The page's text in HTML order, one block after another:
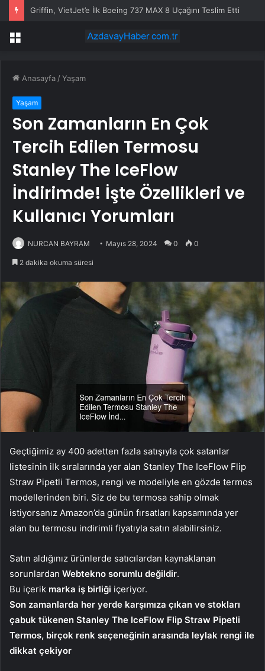
Griffin, VietJet’e İlk Boeing 737 MAX 8 Uçağını Teslim Etti
Menü
Anasayfa /Yaşam
Yaşam
Son Zamanların En Çok
Tercih Edilen Termosu
Stanley The IceFlow
İndirimde! İşte Özellikleri ve
Kullanıcı Yorumları
NURCAN BAYRAM Mayıs 28, 2024 0 0
2 dakika okuma süresi
Geçtiğimiz ay 400 adetten fazla satışıyla çok satanlar
listesinin ilk sıralarında yer alan Stanley The IceFlow Flip
Straw Pipetli Termos, rengi ve modeliyle en gözde termos
modellerinden biri. Siz de bu termosa sahip olmak
istiyorsanız Amazon’da günün fırsatları kapsamında yer
alan bu termosu indirimli fiyatıyla satın alabilirsiniz.
Satın aldığınız ürünlerde satıcılardan kaynaklanan
sorunlardan Webtekno sorumlu değildir.
Bu içerik marka iş birliği içeriyor.
Son zamanlarda her yerde karşımıza çıkan ve stokları
çabuk tükenen Stanley The IceFlow Flip Straw Pipetli
Termos, birçok renk seçeneğinin arasında leylak rengi ile
dikkat çekiyor